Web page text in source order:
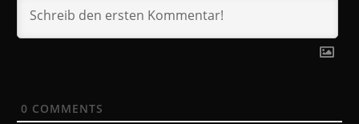
0 COMMENTS